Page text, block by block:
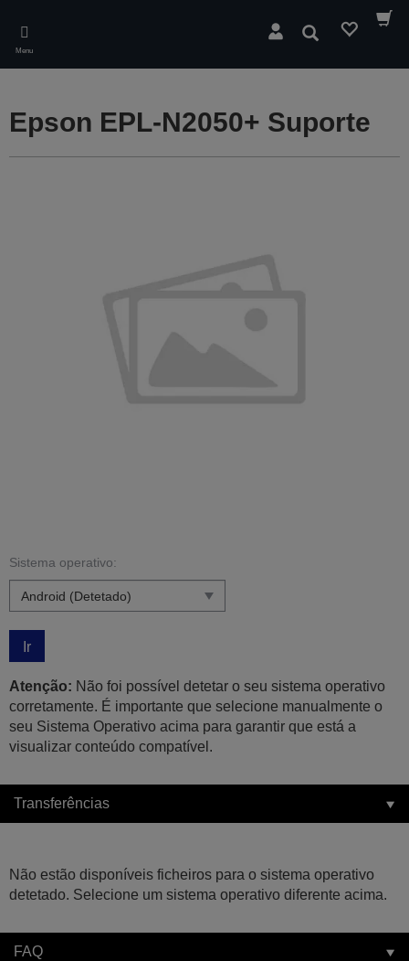
main
content
Menu
Pesquisar
Epson EPL-N2050+ Suporte
Sistema operativo:
Ir
Atenção: Não foi possível detetar o seu sistema operativo
corretamente. É importante que selecione manualmente o
seu Sistema Operativo acima para garantir que está a
visualizar conteúdo compatível.
Transferências
Não estão disponíveis ficheiros para o sistema operativo
detetado. Selecione um sistema operativo diferente acima.
FAQ